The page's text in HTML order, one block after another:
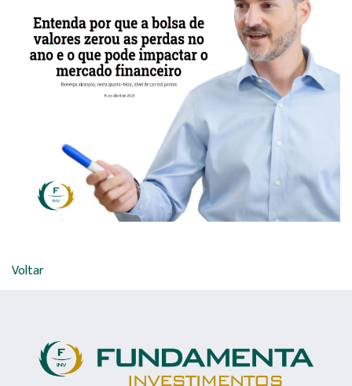
Voltar